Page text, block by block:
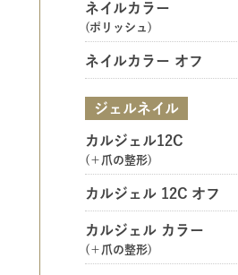
ネイルカラー
(ポリッシュ)
ネイルカラー オフ
ジェルネイル
カルジェル12C
(＋爪の整形)
カルジェル 12C オフ
カルジェル カラー
(＋爪の整形)